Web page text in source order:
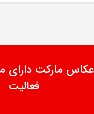
عکاس مارکت دارای
فعالیت